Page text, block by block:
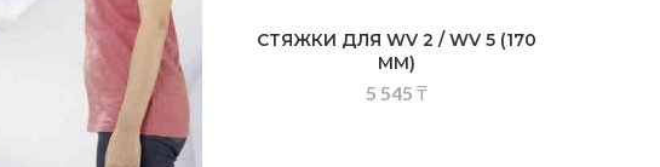
СТЯЖКИ ДЛЯ WV 2 / WV 5 (170
ММ)
5 545₸